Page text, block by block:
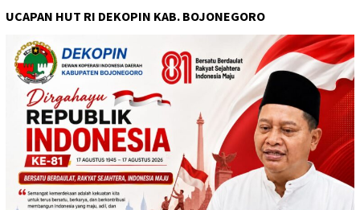
UCAPAN HUT RI DEKOPIN KAB. BOJONEGORO